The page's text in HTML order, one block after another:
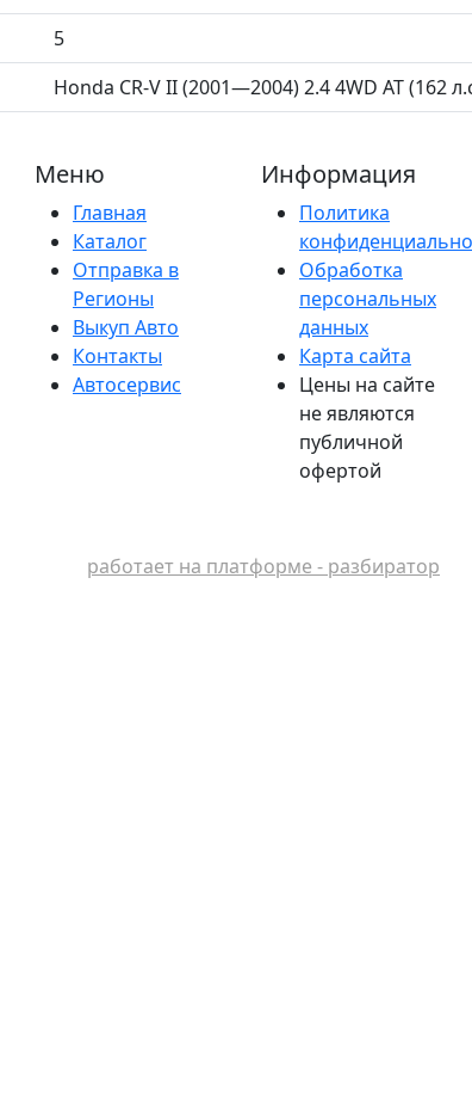
5
Honda CR-V II (2001—2004) 2.4 4WD AT (162
Меню
Главная
Каталог
Отправка в
Регионы
Выкуп Авто
Контакты
Автосервис
Информация
Политика
Обработка
персональных
данных
Карта сайта
Цены на сайте
не являются
публичной
офертой
работает на платформе - разбиратор